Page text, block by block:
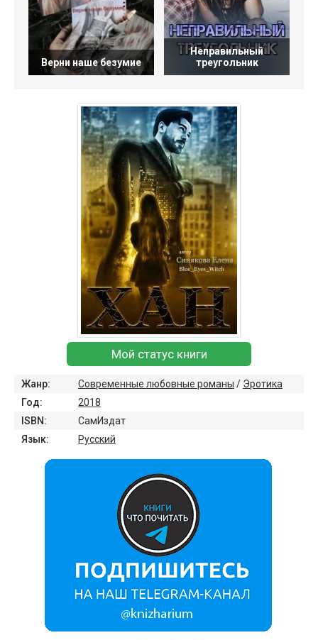
Верни наше безумие
Неправильный
треугольник
Мой статус книги
Жанр: Современные любовные романы / Эротика
Год:
2018
ISBN:
СамИздат
Язык:
Русский